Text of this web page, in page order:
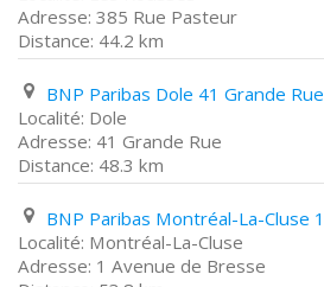
385 Rue Pasteur
44.2 km
BNP Paribas Dole 41 Grande Rue
Dole
41 Grande Rue
48.3 km
Montréal-La-Cluse
1 Avenue de Bresse